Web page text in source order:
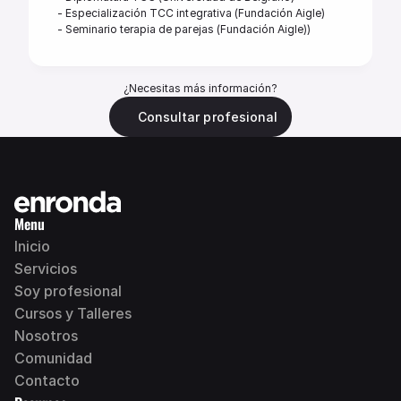
- Especialización TCC integrativa (Fundación Aigle)
- Seminario terapia de parejas (Fundación Aigle))
¿Necesitas más información?
Consultar profesional
Menu
Inicio
Servicios
Soy profesional
Cursos y Talleres
Nosotros
Comunidad
Contacto